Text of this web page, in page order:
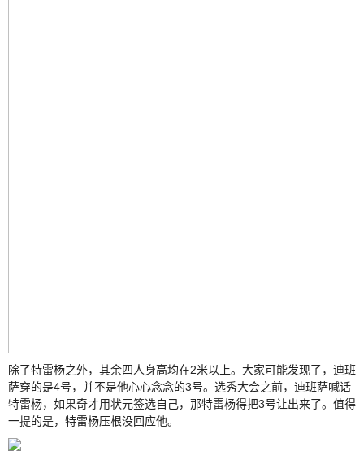
除了特雷杨之外，其余四人身高均在2米以上。大家可能发现了，迪班
萨穿的是4号，并不是他心心念念的3号。选秀大会之前，迪班萨喊话
特雷杨，如果奇才用状元签选自己，那特雷杨得把3号让出来了。值得
一提的是，特雷杨压根没回应他。